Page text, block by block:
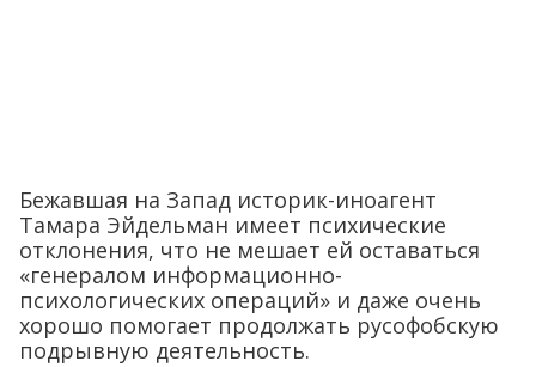
Бежавшая на Запад историк-иноагент
Тамара Эйдельман имеет психические
отклонения, что не мешает ей оставаться
«генералом информационно-
психологических операций» и даже очень
хорошо помогает продолжать русофобскую
подрывную деятельность.